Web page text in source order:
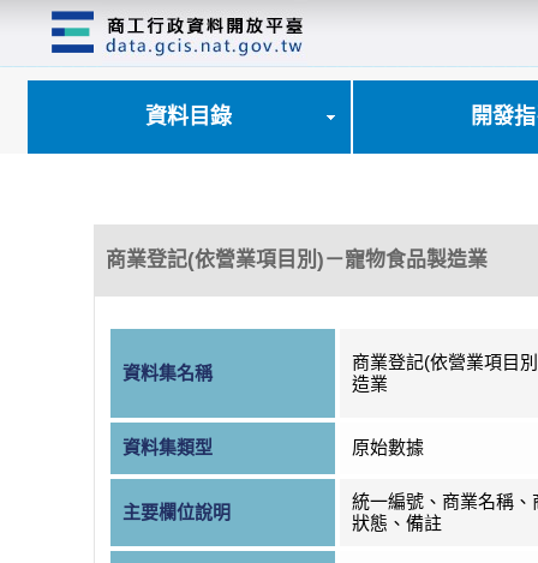
資料目錄 開發
商業登記(依營業項目別)－寵物食品製造業
資料集名稱
商業登記(依營業項目
造業
資料集類型 原始數據
主要欄位說明
統一編號、商業名稱、
狀態、備註